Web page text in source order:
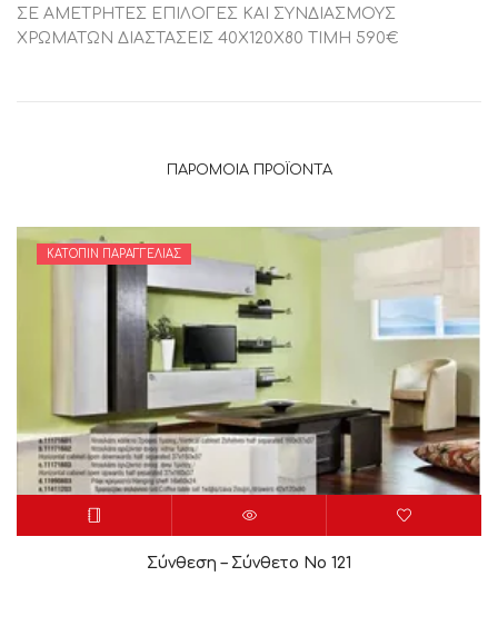
ΣΕ ΑΜΕΤΡΗΤΕΣ ΕΠΙΛΟΓΕΣ ΚΑΙ ΣΥΝΔΙΑΣΜΟΥΣ
ΧΡΩΜΑΤΩΝ ΔΙΑΣΤΑΣΕΙΣ 40Χ120Χ80 TIMH 590€
ΠΑΡΌΜΟΙΑ ΠΡΟΪΌΝΤΑ
ΚΑΤΌΠΙΝ ΠΑΡΑΓΓΕΛΊΑΣ
Σύνθεση – Σύνθετο Νο 121